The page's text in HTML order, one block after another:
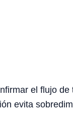
el flujo
evita